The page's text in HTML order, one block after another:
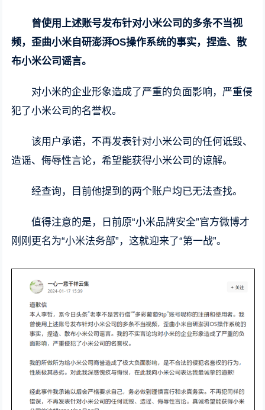
曾使用上述账号发布针对小米公司的多条不当视
频，歪曲小米自研澎湃OS操作系统的事实，捏造、散
布小米公司谣言。
对小米的企业形象造成了严重的负面影响，严重侵
犯了小米公司的名誉权。
该用户承诺，不再发表针对小米公司的任何诋毁、
造谣、侮辱性言论，希望能获得小米公司的谅解。
经查询，目前他提到的两个账户均已无法查找。
值得注意的是，日前原“小米品牌安全”官方微博才
刚刚更名为“小米法务部”，这就迎来了“第一战”。